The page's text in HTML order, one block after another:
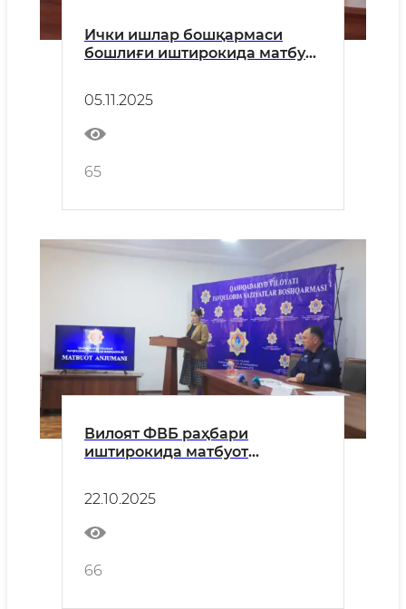
Ички ишлар бошқармаси
бошлиғи иштирокида матбуот
05.11.2025
65
Вилоят ФВБ раҳбари
иштирокида матбуот
22.10.2025
66